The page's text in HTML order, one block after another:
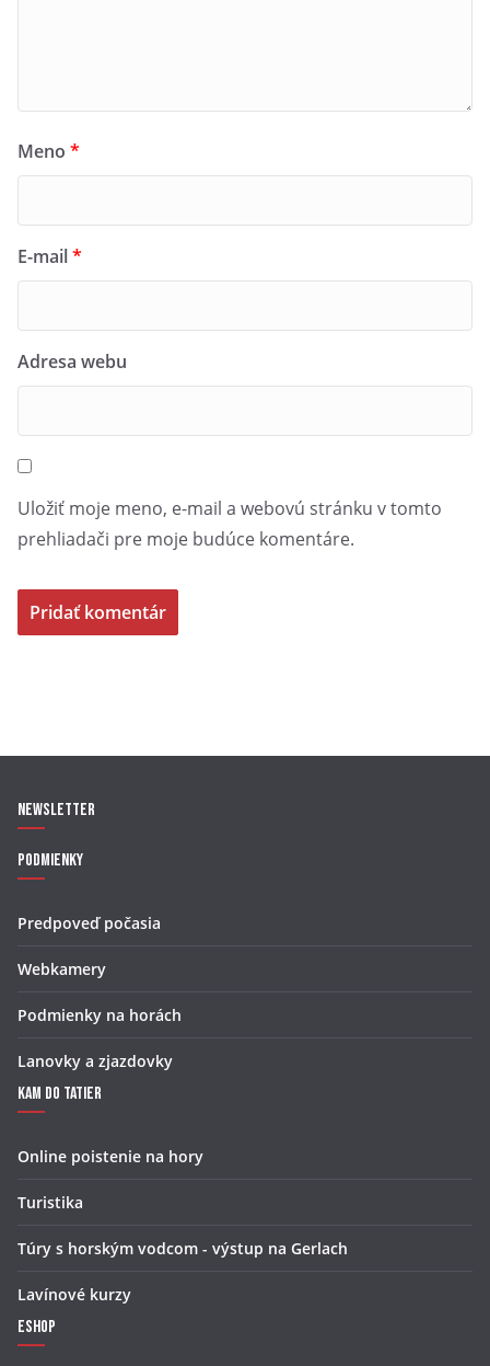
Meno *
E-mail*
Adresa webu
Uložiť moje meno, e-mail a webovú stránku v tomto
prehliadači pre moje budúce komentáre.
Newsletter
Podmienky
Predpoveď počasia
Webkamery
Podmienky na horách
Lanovky a zjazdovky
Kam do Tatier
Online poistenie na hory
Turistika
Túry s horským vodcom - výstup na Gerlach
Lavínové kurzy
Eshop